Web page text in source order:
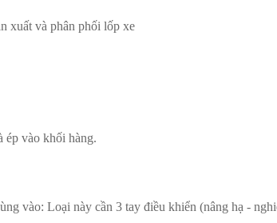
xuất và phân phối lốp xe
ép vào khối hàng.
vào: Loại này cần 3 tay điều khiển (nâng hạ -